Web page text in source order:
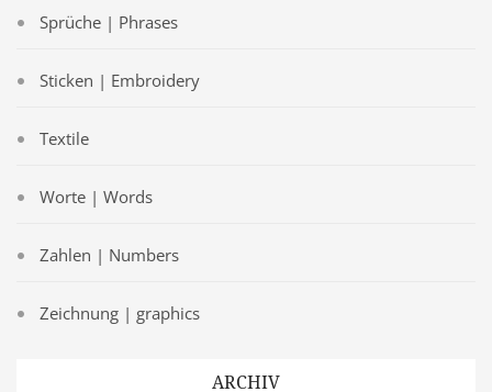
Sprüche | Phrases
Sticken | Embroidery
Textile
Worte | Words
Zahlen | Numbers
Zeichnung | graphics
ARCHIV